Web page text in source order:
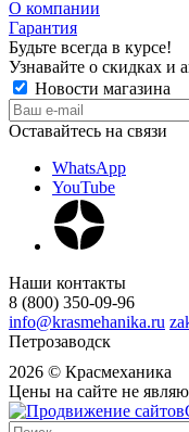
О компании
Гарантия
Будьте всегда в курсе!
Узнавайте о скидках и
Новости магазина
Оставайтесь на связи
WhatsApp
YouTube
Наши контакты
8 (800) 350-09-96
info@krasmehanika.ru
Петрозаводск
2026 © Красмеханика
Цены на сайте не